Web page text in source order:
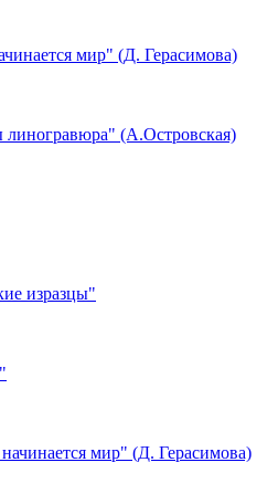
мир" (Д. Герасимова)
(А.Островская)
изразцы"
мир" (Д. Герасимова)